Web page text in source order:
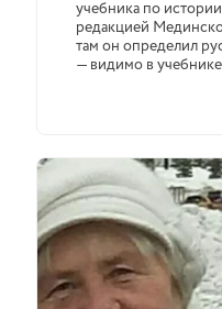
учебника по
редакцией
там он определил
— видимо в